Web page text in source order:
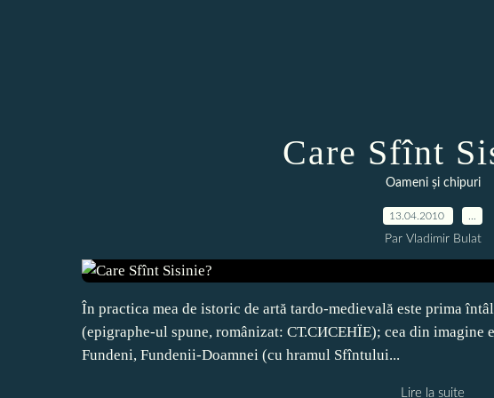
Care Sfînt
Oameni și chipuri
13.04.2010
Par Vladimir Bulat
În practica mea de istoric de artă tardo-medievală este prima
(epigraphe-ul spune, românizat: СТ.СИСЕНÏЕ); cea din imagine
Fundeni, Fundenii-Doamnei (cu hramul Sfîntului...
Lire la suite